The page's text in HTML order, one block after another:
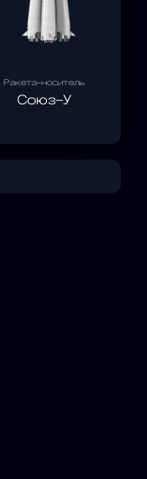
Ракета-носитель
Союз-У